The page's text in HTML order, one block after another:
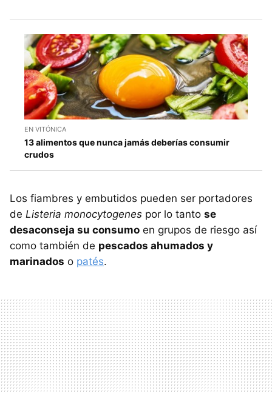
EN VITÓNICA
13 alimentos que nunca jamás deberías consumir
crudos
Los fiambres y embutidos pueden ser portadores
de Listeria monocytogenes por lo tanto se
desaconseja su consumo en grupos de riesgo así
como también de pescados ahumados y
marinados o patés.